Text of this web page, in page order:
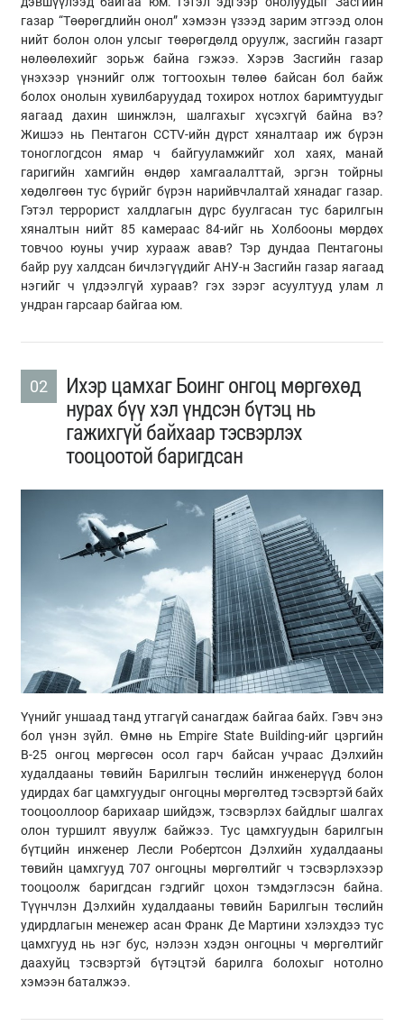
газар “Төөрөгдлийн онол” хэмээн үзээд зарим этгээд олон
нийт болон олон улсыг төөрөгдөлд оруулж, засгийн газарт
нөлөөлөхийг зорьж байна гэжээ. Хэрэв Засгийн газар
үнэхээр үнэнийг олж тогтоохын төлөө байсан бол байж
болох онолын хувилбаруудад тохирох нотлох баримтуудыг
яагаад дахин шинжлэн, шалгахыг хүсэхгүй байна вэ?
Жишээ нь Пентагон CCTV-ийн дүрст хяналтаар иж бүрэн
тоноглогдсон ямар ч байгууламжийг хол хаях, манай
гаригийн хамгийн өндөр хамгаалалттай, эргэн тойрны
хөдөлгөөн тус бүрийг бүрэн нарийвчлалтай хянадаг газар.
Гэтэл террорист халдлагын дүрс буулгасан тус барилгын
хяналтын нийт 85 камераас 84-ийг нь Холбооны мөрдөх
товчоо юуны учир хурааж авав? Тэр дундаа Пентагоны
байр руу халдсан бичлэгүүдийг АНУ-н Засгийн газар яагаад
нэгийг ч үлдээлгүй хураав? гэх зэрэг асуултууд улам л
ундран гарсаар байгаа юм.
02
Ихэр цамхаг Боинг онгоц мөргөхөд
нурах бүү хэл үндсэн бүтэц нь
гажихгүй байхаар тэсвэрлэх
тооцоотой баригдсан
Үүнийг уншаад танд утгагүй санагдаж байгаа байх. Гэвч энэ
бол үнэн зүйл. Өмнө нь Empire State Building-ийг цэргийн
В-25 онгоц мөргөсөн осол гарч байсан учраас Дэлхийн
худалдааны төвийн Барилгын төслийн инженерүүд болон
удирдах баг цамхгуудыг онгоцны мөргөлтөд тэсвэртэй байх
тооцооллоор барихаар шийдэж, тэсвэрлэх байдлыг шалгах
олон туршилт явуулж байжээ. Тус цамхгуудын барилгын
бүтцийн инженер Лесли Робертсон Дэлхийн худалдааны
төвийн цамхгууд 707 онгоцны мөргөлтийг ч тэсвэрлэхээр
тооцоолж баригдсан гэдгийг цохон тэмдэглэсэн байна.
Түүнчлэн Дэлхийн худалдааны төвийн Барилгын төслийн
удирдлагын менежер асан Франк Де Мартини хэлэхдээ тус
цамхгууд нь нэг бус, нэлээн хэдэн онгоцны ч мөргөлтийг
даахуйц тэсвэртэй бүтэцтэй барилга болохыг нотолно
хэмээн баталжээ.